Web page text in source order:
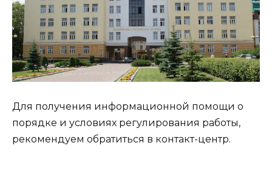
Для получения информационной помощи о
порядке и условиях регулирования работы,
рекомендуем обратиться в контакт-центр.